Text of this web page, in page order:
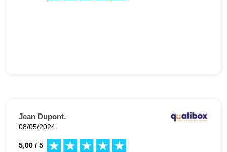
Jean Dupont.
08/05/2024
5,00 / 5